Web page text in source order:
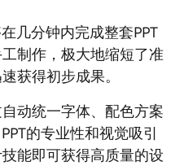
几分钟内完成整套PPT
制作，极大地缩短了准
获得初步成果。
动统一字体、配色方案
的专业性和视觉吸引
能即可获得高质量的设